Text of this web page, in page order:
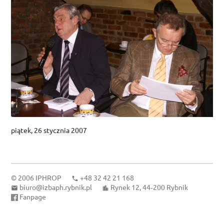
piątek, 26 stycznia 2007
© 2006 IPHROP
+48 32 42 21 168
biuro@izbaph.rybnik.pl
Rynek 12, 44‑200 Rybnik
Fanpage